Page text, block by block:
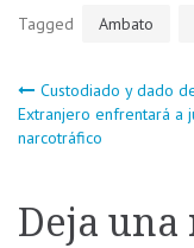
Tagged Ambato
de
Custodiado y dado
Extranjero enfrentará a
narcotráfico
Deja una